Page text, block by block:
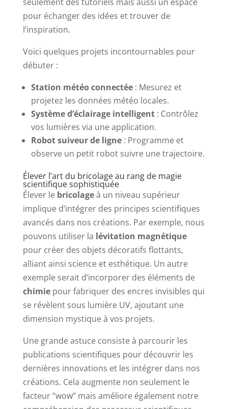
pour échanger des idées et trouver de
l’inspiration.
Voici quelques projets incontournables pour
débuter :
Station météo connectée: Mesurez et
projetez les données météo locales.
Système d’éclairage intelligent: Contrôlez
vos lumières via une application.
Robot suiveur de ligne: Programme et
observe un petit robot suivre une trajectoire.
Élever l’art du bricolage au rang de magie
scientifique sophistiquée
Élever le bricolageà un niveau supérieur
implique d’intégrer des principes scientifiques
avancés dans nos créations. Par exemple, nous
pouvons utiliser la lévitation magnétique
pour créer des objets décoratifs flottants,
alliant ainsi science et esthétique. Un autre
exemple serait d’incorporer des éléments de
chimiepour fabriquer des encres invisibles qui
se révèlent sous lumière UV, ajoutant une
dimension mystique à vos projets.
Une grande astuce consiste à parcourir les
publications scientifiques pour découvrir les
dernières innovations et les intégrer dans nos
créations. Cela augmente non seulement le
facteur “wow” mais améliore également notre